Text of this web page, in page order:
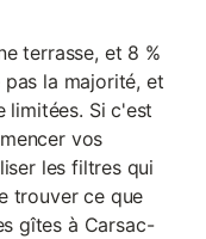
terrasse, et 8 %
la majorité, et
limitées. Si c'est
vos
les filtres qui
trouver ce que
gîtes à Carsac-